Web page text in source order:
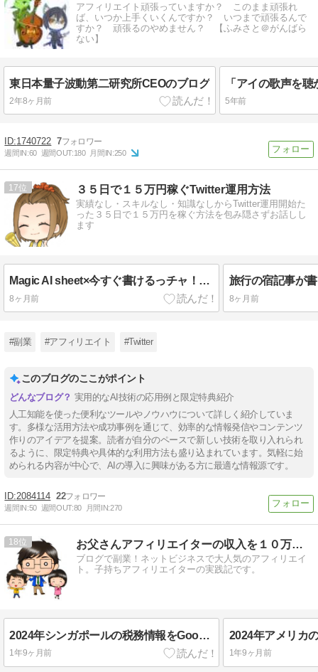
アフィリエイト頑張っていますか？ このまま頑張れ
ば、いつか上手くいくんですか？ いつまで頑張るんで
すか？ 頑張るのやめません？ 【ふみさと＠がんばら
ない】
東日本量子波動第二研究所CEOのブログ
2年8ヶ月前 5年前
1740722 7
週間IN:60 週間OUT:180 月間IN:250
17 ３５日で１５万円稼ぐTwitter運用方法
実績なし・スキルなし・知識なしからTwitter運用開始た
った３５日で１５万円を稼ぐ方法を包み隠さずお話しし
ます
Magic AI sheet×今すぐ書けるっチャ！の活用方法
8ヶ月前 8ヶ月前
#副業 #アフィリエイト #Twitter
このブログのここがポイント
実用的なAI技術の応用例と限定特典紹介
人工知能を使った便利なツールやノウハウについて詳しく紹介していま
す。多様な活用方法や成功事例を通じて、効率的な情報発信やコンテンツ
作りのアイデアを提案。読者が自分のペースで新しい技術を取り入れられ
るように、限定特典や具体的な利用方法も盛り込まれています。気軽に始
められる内容が中心で、AIの導入に興味がある方に最適な情報源です。
2084114 22
週間IN:50 週間OUT:80 月間IN:270
18 お父さんアフィリエイターの収入を１０万円増やす方法
ブログで副業！ネットビジネスで大人気のアフィリエイ
ト。子持ちアフィリエイターの実践記です。
2024年シンガポールの税務情報をGoogleに提出する方法[GoogleAdSense]
1年9ヶ月前 1年9ヶ月前